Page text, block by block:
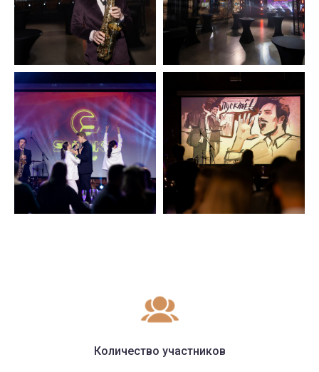
Количество участников